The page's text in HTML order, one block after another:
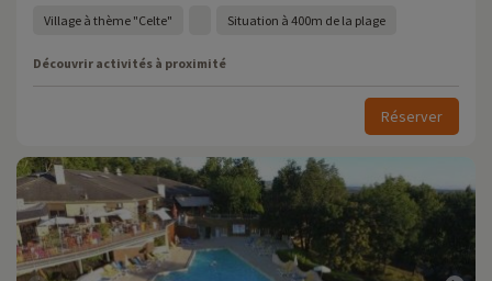
Village à thème "Celte" Situation à 400m de la plage
Découvrir activités à proximité
Réserver